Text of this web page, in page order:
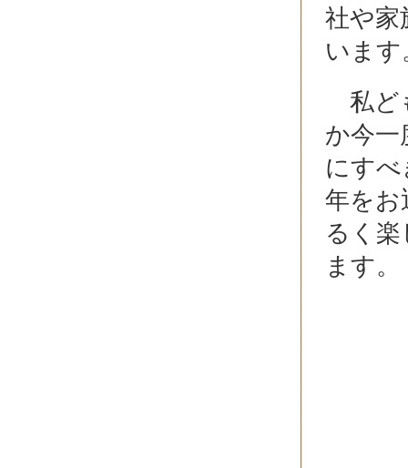
社や家
います
私ど
か今一
にす
年をお
るく
ます。